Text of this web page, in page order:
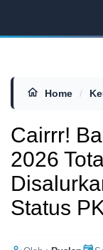
Home /
Cairrr!
2026
Status